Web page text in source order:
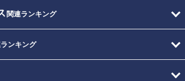
関連ランキング
ンキング